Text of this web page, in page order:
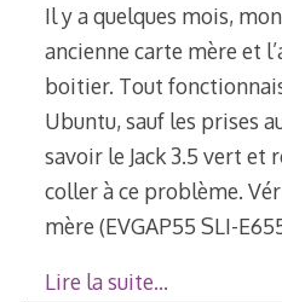
Il y a quelques mois,
ancienne carte mère et
boitier. Tout
Ubuntu, sauf les prises
savoir le Jack 3.5 vert et
coller à ce problème.
mère (EVGAP55 SLI-
Lire la suite…